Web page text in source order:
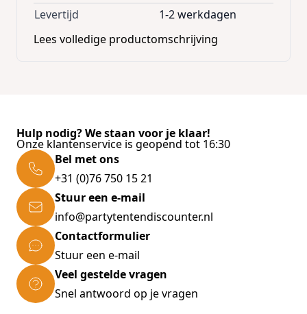
Levertijd
1-2 werkdagen
Lees volledige productomschrijving
Hulp nodig? We staan voor je klaar!
Onze klantenservice is geopend tot 16:30
Bel met ons
+31 (0)76 750 15 21
Stuur een e-mail
info@partytentendiscounter.nl
Contactformulier
Stuur een e-mail
Veel gestelde vragen
Snel antwoord op je vragen